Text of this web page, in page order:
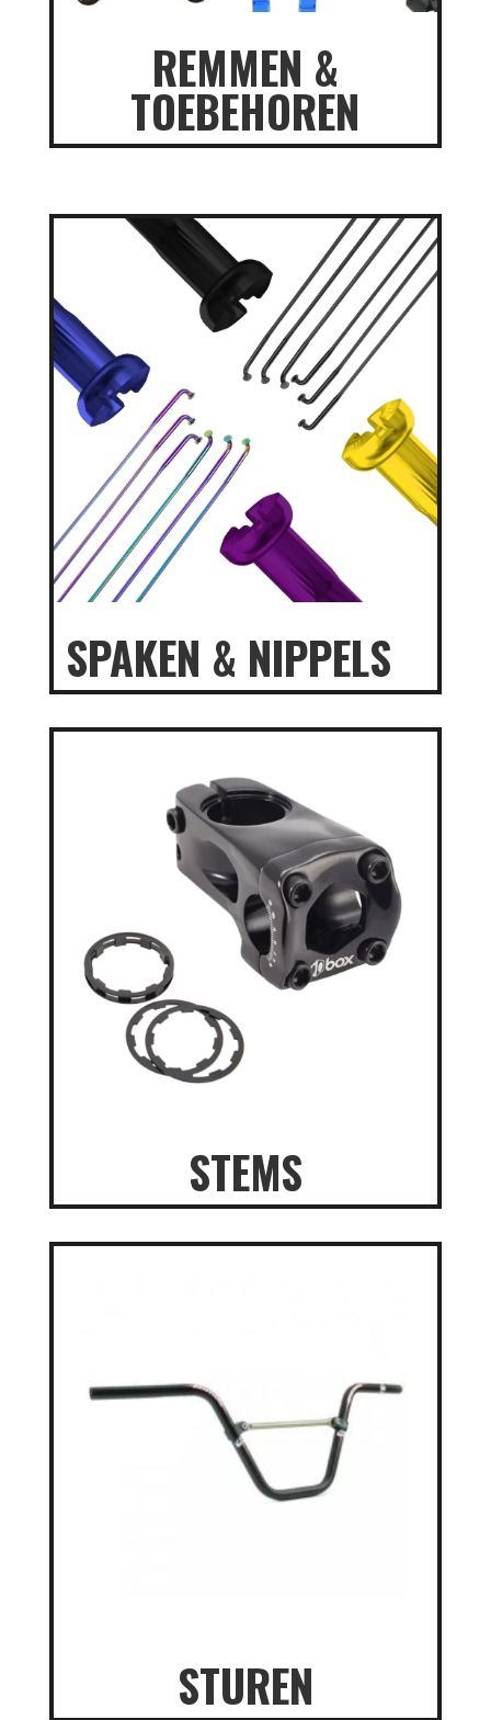
REMMEN &
TOEBEHOREN
SPAKEN & NIPPELS
STEMS
STUREN